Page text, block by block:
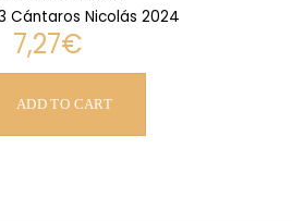
Cántaros Nicolás 2024
7,27€
ADD TO CART